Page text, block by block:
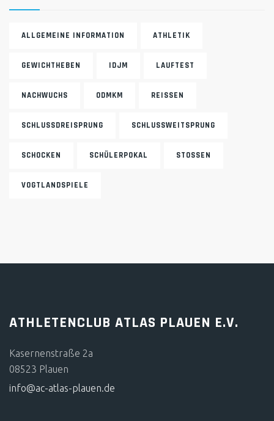
ALLGEMEINE INFORMATION ATHLETIK
GEWICHTHEBEN IDJM LAUFTEST
NACHWUCHS ODMKM REISSEN
SCHLUSSDREISPRUNG SCHLUSSWEITSPRUNG
SCHOCKEN SCHÜLERPOKAL STOSSEN
VOGTLANDSPIELE
ATHLETENCLUB ATLAS PLAUEN E.V.
Kasernenstraße 2a
08523 Plauen
info@ac-atlas-plauen.de